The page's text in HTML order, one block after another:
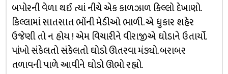
બપોરની વેળા થઈ ત્યાં નીચે એક કાળઝાળ કિલ્લો દેખાણો.
કિલ્લામાં સાતસાત ભોંની મેડીઓ ભાળી. એ ધુકાર શહેર
ઉજેણી તો ન હોય ! એમ વિચારીને વીરાજીએ ઘોડાને ઉતાર્યો.
પાંખો સંકેલતો સંકેલતો ઘોડો ઊતરવા મંડ્યો. બરાબર
તળાવની પાળે આવીને ઘોડો ઊભો રહ્યો.